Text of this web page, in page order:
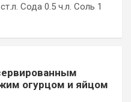
Сода 0.5 ч.л. Соль 1
огурцом и яйцом